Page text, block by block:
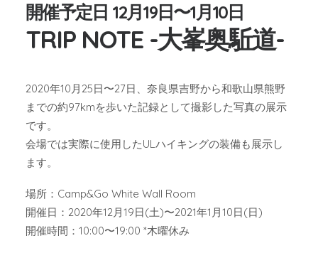
開催予定日 12月19日〜1月10日
TRIP NOTE -大峯奥駈道-
2020年10月25日〜27日、奈良県吉野から和歌山県熊野
までの約97kmを歩いた記録として撮影した写真の展示
です。
会場では実際に使用したULハイキングの装備も展示し
ます。
場所：Camp&Go White Wall Room
開催日：2020年12月19日(土)〜2021年1月10日(日)
開催時間：10:00〜19:00 *木曜休み